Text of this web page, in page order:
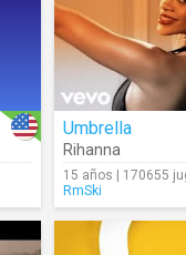
Umbrella
Rihanna
15 años | 170655
RmSki